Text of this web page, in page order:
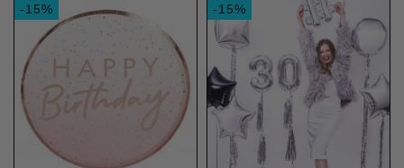
-15% -15%